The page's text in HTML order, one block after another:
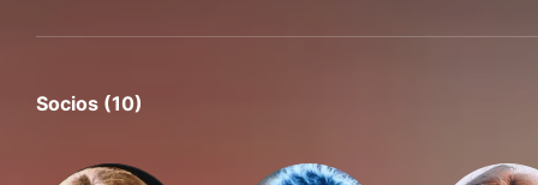
Socios (10)